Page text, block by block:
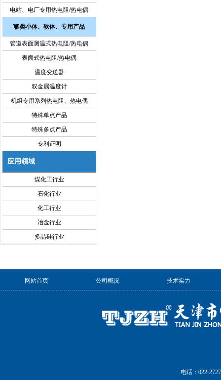
电站、电厂专用热电阻/热电偶
各类小体、软体、专用产品
管道表面测温式热电阻/热电偶
表面式热电阻/热电偶
温度变送器
双金属温度计
机组专用系列热电阻、热电偶
特殊单点产品
特殊多点产品
专利证明
应用领域
煤化工行业
石化行业
化工行业
冶金行业
多晶硅行业
网站首页 公司概况 技术实力
电话：022-